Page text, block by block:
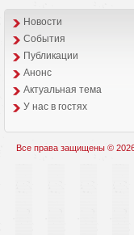
Новости
События
Публикации
Анонс
Aктуальная тема
У нас в гостях
Все права защищены ©